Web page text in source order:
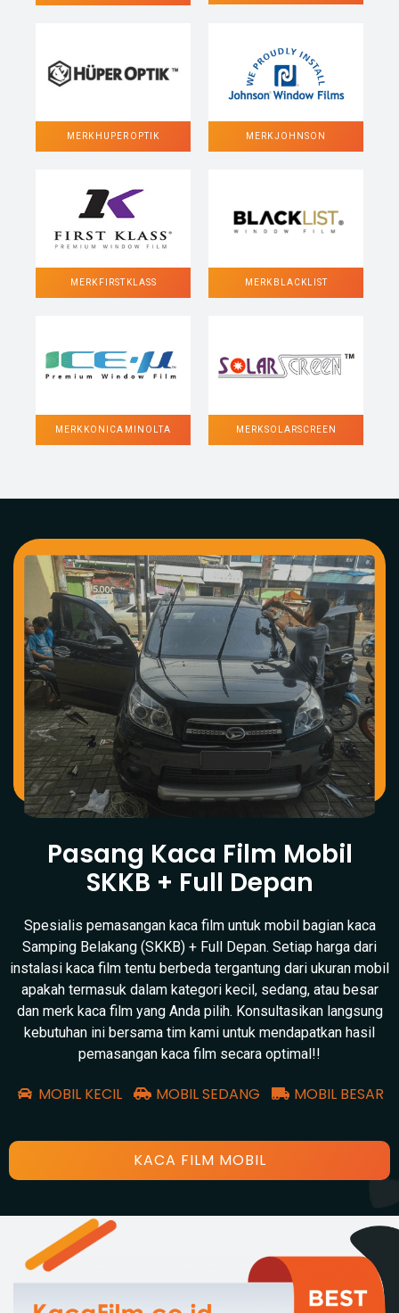
MERK HUPER OPTIK MERK JOHNSON
MERK FIRST KLASS MERK BLACKLIST
MERK KONICA MINOLTA MERK SOLARSCREEN
Pasang Kaca Film Mobil
SKKB + Full Depan
Spesialis pemasangan kaca film untuk mobil bagian kaca
Samping Belakang (SKKB) + Full Depan. Setiap harga dari
instalasi kaca film tentu berbeda tergantung dari ukuran mobil
apakah termasuk dalam kategori kecil, sedang, atau besar
dan merk kaca film yang Anda pilih. Konsultasikan langsung
kebutuhan ini bersama tim kami untuk mendapatkan hasil
pemasangan kaca film secara optimal!!
MOBIL KECIL MOBIL SEDANG MOBIL BESAR
KACA FILM MOBIL